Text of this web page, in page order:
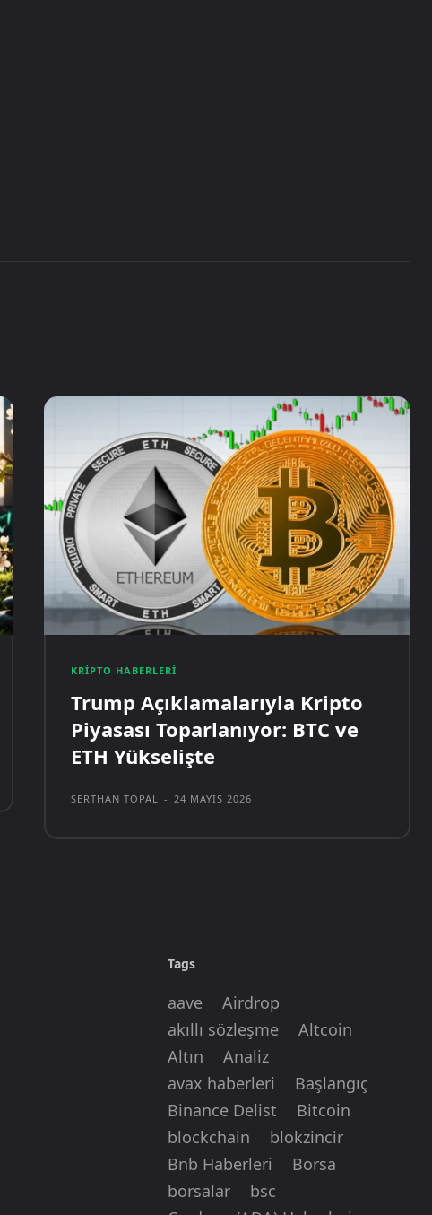
KRIPTO HABERLERI
Trump Açıklamalarıyla Kripto
Piyasası Toparlanıyor: BTC ve
ETH Yükselişte
SERTHAN TOPAL - 24 MAYIS 2026
Tags
aave
Airdrop
akıllı sözleşme
Altcoin
Altın
Analiz
avax haberleri
Başlangıç
Binance Delist
Bitcoin
blockchain
blokzincir
Bnb Haberleri
Borsa
borsalar
bsc